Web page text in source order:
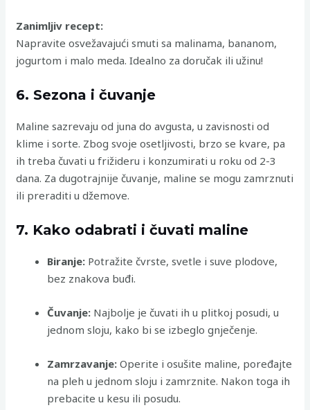
Zanimljiv recept:
Napravite osvežavajući smuti sa malinama, bananom,
jogurtom i malo meda. Idealno za doručak ili užinu!
6. Sezona i čuvanje
Maline sazrevaju od juna do avgusta, u zavisnosti od
klime i sorte. Zbog svoje osetljivosti, brzo se kvare, pa
ih treba čuvati u frižideru i konzumirati u roku od 2-3
dana. Za dugotrajnije čuvanje, maline se mogu zamrznuti
ili preraditi u džemove.
7. Kako odabrati i čuvati maline
Biranje: Potražite čvrste, svetle i suve plodove,
bez znakova buđi.
Čuvanje: Najbolje je čuvati ih u plitkoj posudi, u
jednom sloju, kako bi se izbeglo gnječenje.
Zamrzavanje: Operite i osušite maline, poređajte
na pleh u jednom sloju i zamrznite. Nakon toga ih
prebacite u kesu ili posudu.